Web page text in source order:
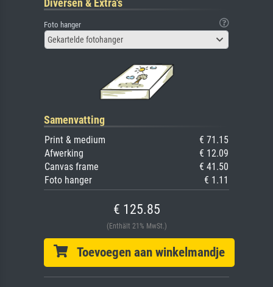
Diversen & Extra's
Foto hanger
Gekartelde fotohanger
Samenvatting
Print & medium
€ 71.15
Afwerking
€ 12.09
Canvas frame
€ 41.50
Foto hanger
€ 1.11
€ 125.85
(Enthält 21% MwSt.)
Toevoegen aan winkelmandje